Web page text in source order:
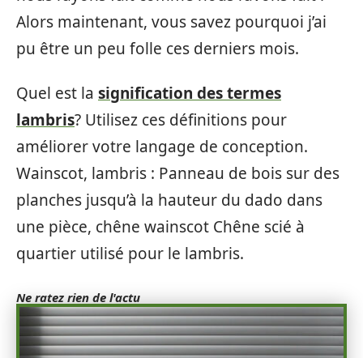
Alors maintenant, vous savez pourquoi j’ai
pu être un peu folle ces derniers mois.
Quel est la signification des termes
lambris? Utilisez ces définitions pour
améliorer votre langage de conception.
Wainscot, lambris : Panneau de bois sur des
planches jusqu’à la hauteur du dado dans
une pièce, chêne wainscot Chêne scié à
quartier utilisé pour le lambris.
Ne ratez rien de l'actu